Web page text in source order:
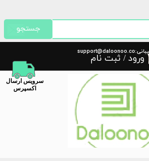
پشتیبانی:support@daloonoo.co
​سرویس ارسال
اکسپرس
جستجو
ورود / ثبت نام